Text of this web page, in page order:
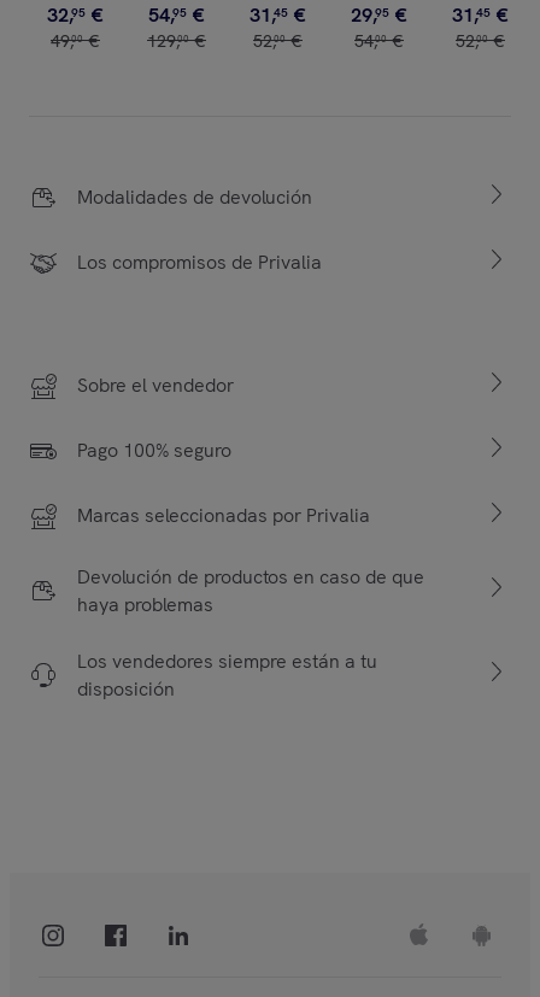
32,95 €
49,00 €
54,95 €
129,00 €
31,45 €
52,00 €
29,95 €
54,00 €
31,45 €
52,00 €
Modalidades de devolución
Los compromisos de Privalia
Sobre el vendedor
Pago 100% seguro
Marcas seleccionadas por Privalia
Devolución de productos en caso de que
haya problemas
Los vendedores siempre están a tu
disposición